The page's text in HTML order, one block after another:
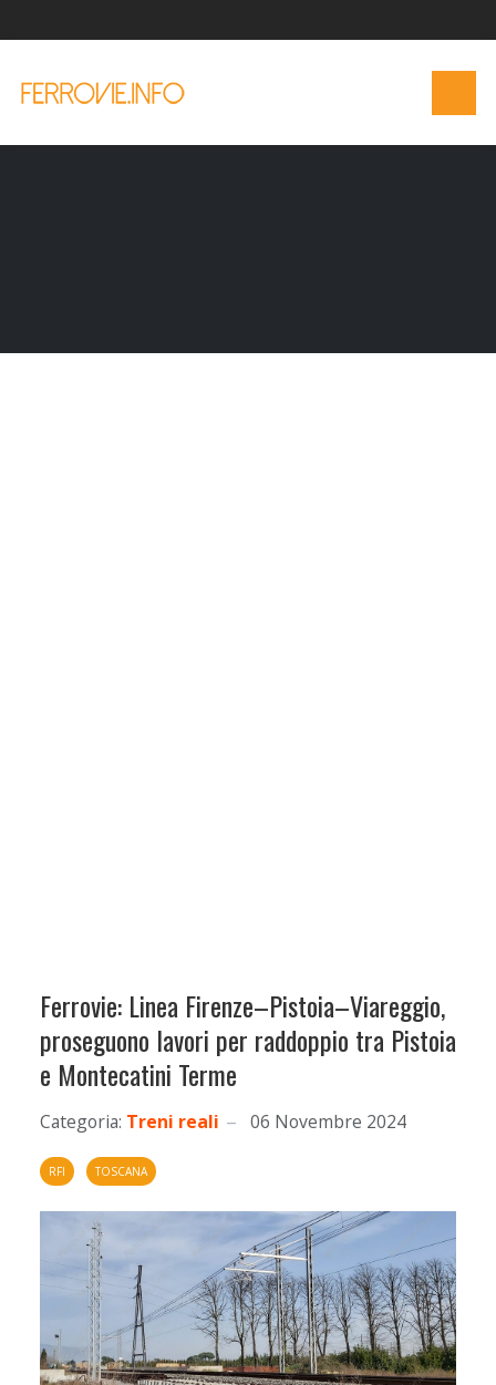
Ferrovie: Linea Firenze–Pistoia–Viareggio,
proseguono lavori per raddoppio tra Pistoia
e Montecatini Terme
Categoria: Treni reali 06 Novembre 2024
RFI TOSCANA